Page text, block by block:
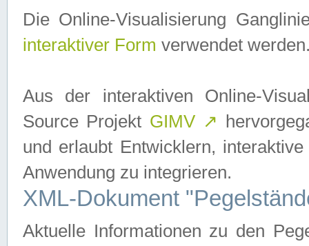
Die Online-Visualisierung
interaktiver Form verwendet
Aus der interaktiven Online-
Source Projekt GIMV ↗
und erlaubt Entwicklern,
Anwendung zu integrieren.
XML-Dokument
Aktuelle Informationen zu den